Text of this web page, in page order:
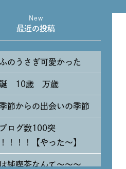
New
最近の投稿
のうさぎ可愛かった
10歳 万歳
節からの出会いの季節
ブログ数100突
！！！【やった～】
純喫茶なんて～～～